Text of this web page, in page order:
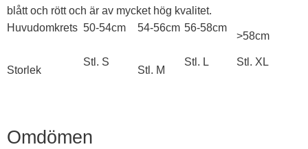
blått och rött och är av mycket hög kvalitet.
Huvudomkrets 50-54cm 54-56cm 56-58cm
>58cm
Storlek
Stl. S
Stl. M
Stl. L Stl. XL
Omdömen